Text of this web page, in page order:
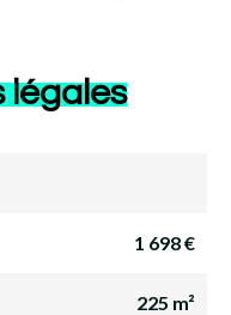
légales
1 698 €
225 m²